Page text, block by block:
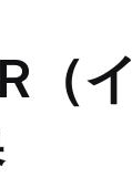
（イ